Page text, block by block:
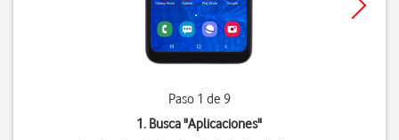
Paso 1 de 9
1. Busca "Aplicaciones"